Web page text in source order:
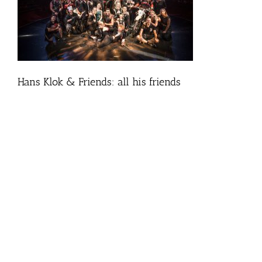
Hans Klok & Friends: all his friends